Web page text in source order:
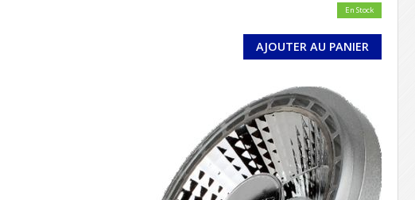
En Stock
AJOUTER AU PANIER